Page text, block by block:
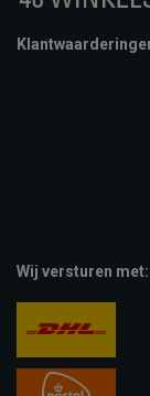
Wij versturen met: